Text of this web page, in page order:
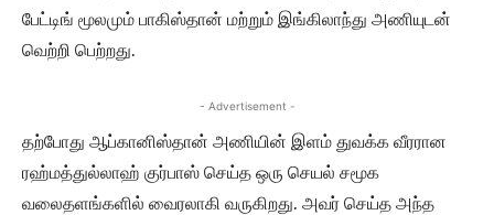
பேட்டிங் மூலமும் பாகிஸ்தான் மற்றும் இங்கிலாந்து அணியுடன்
வெற்றி பெற்றது.
- Advertisement -
தற்போது ஆப்கானிஸ்தான் அணியின் இளம் துவக்க வீரரான
ரஹ்மத்துல்லாஹ் குர்பாஸ் செய்த ஒரு செயல் சமூக
வலைதளங்களில் வைரலாகி வருகிறது. அவர் செய்த அந்த